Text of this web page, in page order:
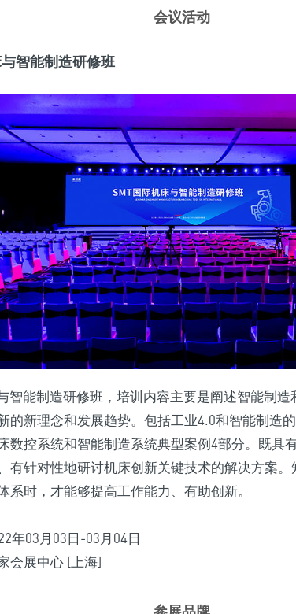
会议活动
智能制造研修班
智能制造研修班，培训内容主要是阐述智能制
的新理念和发展趋势。包括工业4.0和智能制造
数控系统和智能制造系统典型案例4部分。既具
有针对性地研讨机床创新关键技术的解决方案
系时，才能够提高工作能力、有助创新。
年03月03日-03月04日
会展中心 [上海]